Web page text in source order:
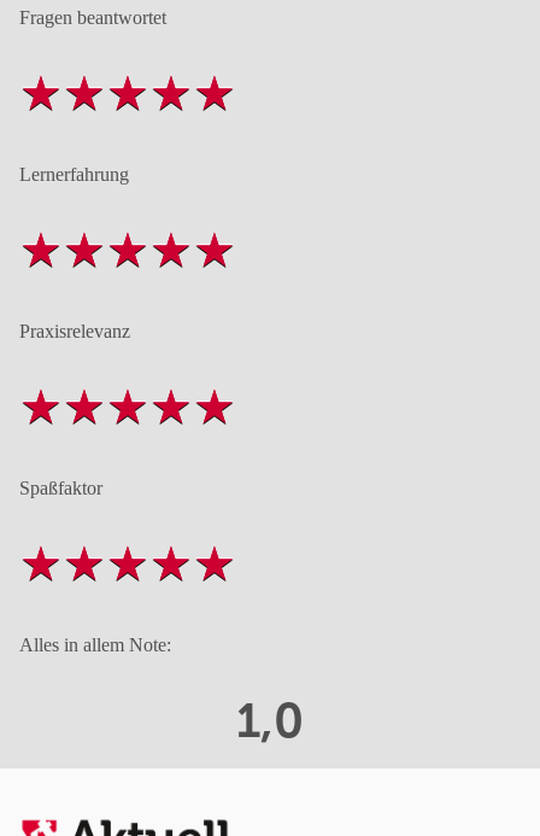
Fragen beantwortet
Lernerfahrung
Praxisrelevanz
Spaßfaktor
Alles in allem Note:
1,0